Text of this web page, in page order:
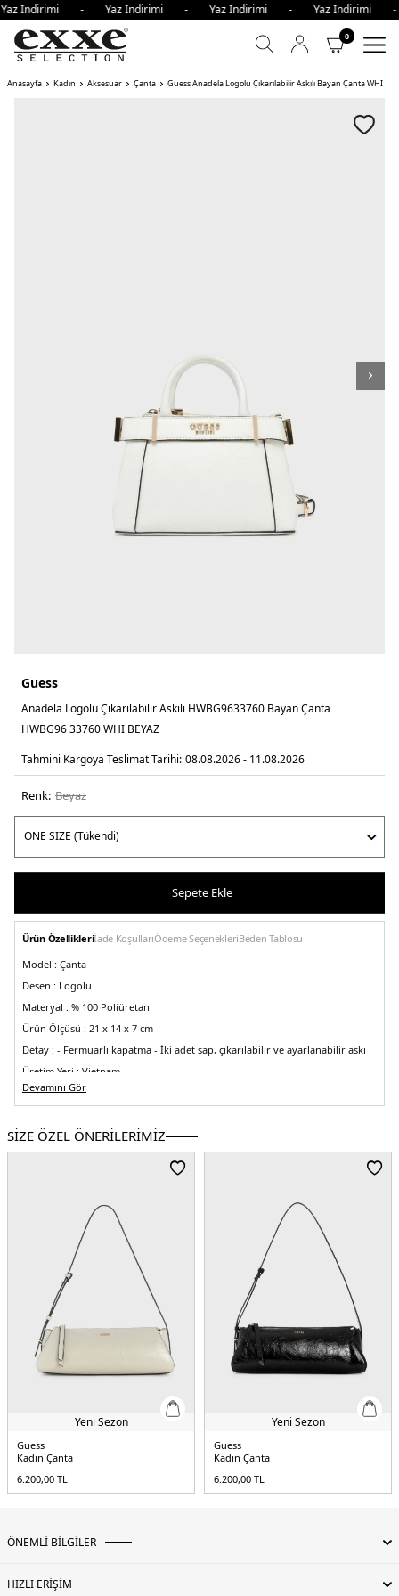
İndirimi - Yaz İndirimi - Yaz İndirimi - Yaz
0
Anasayfa Kadın Aksesuar Çanta Guess Anadela Logolu Çıkarılabilir Askılı Bayan Çanta WHI
Guess
Anadela Logolu Çıkarılabilir Askılı HWBG9633760 Bayan Çanta
HWBG96 33760 WHI BEYAZ
Tahmini Kargoya Teslimat Tarihi: 08.08.2026 - 11.08.2026
Renk: beyaz
Sepete Ekle
Ürün Özellikleriİade KoşullarıÖdeme SeçenekleriBeden Tablosu
Model : Çanta
Desen : Logolu
Materyal : % 100 Poliüretan
Ürün Ölçüsü : 21 x 14 x 7 cm
Detay : - Fermuarlı kapatma - İki adet sap, çıkarılabilir ve ayarlanabilir askı
Üretim Yeri : Vietnam
5DE2HWBG9633760WHI.25
Devamını Gör
SİZE ÖZEL ÖNERİLERİMİZ
Yeni Sezon
Guess
Kadın Çanta
6.200,00 TL
Yeni Sezon
Guess
Kadın Çanta
6.200,00 TL
ÖNEMLİ BİLGİLER
HIZLI ERİŞİM